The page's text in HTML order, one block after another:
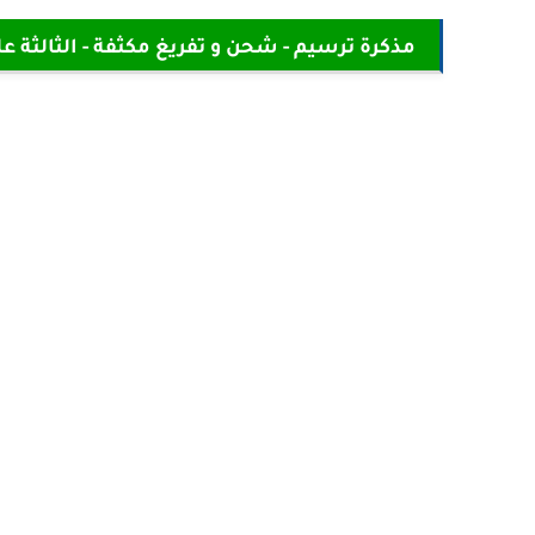
مذكرة ترسيم - شحن و تفريغ مكثفة - الثالثة